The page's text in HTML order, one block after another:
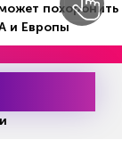
информации Эл
похоронить
и Европы